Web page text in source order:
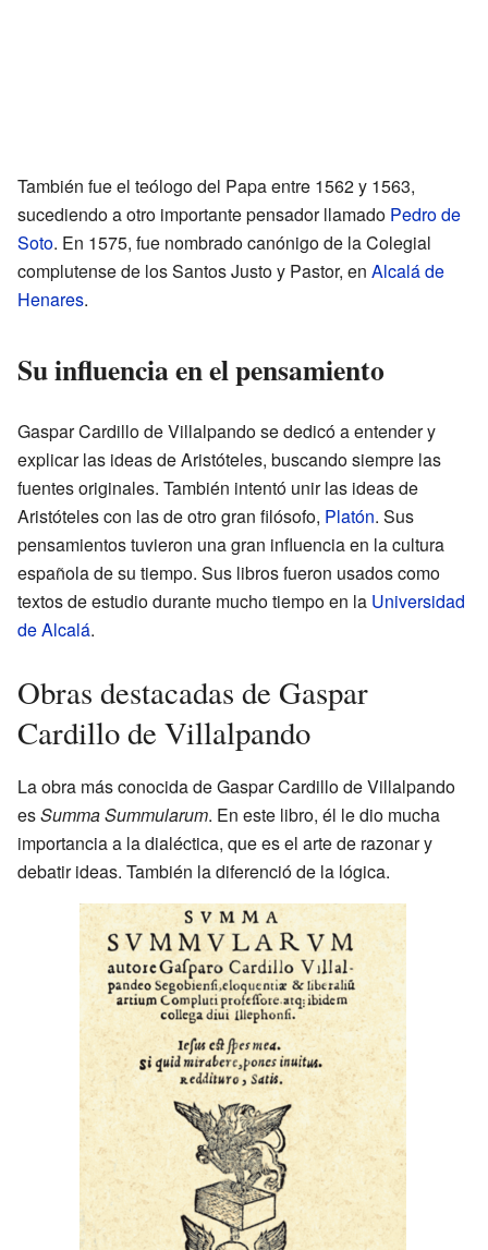
También fue el teólogo del Papa entre 1562 y 1563,
sucediendo a otro importante pensador llamado Pedro de
Soto. En 1575, fue nombrado canónigo de la Colegial
complutense de los Santos Justo y Pastor, en Alcalá de
Henares.
Su influencia en el pensamiento
Gaspar Cardillo de Villalpando se dedicó a entender y
explicar las ideas de Aristóteles, buscando siempre las
fuentes originales. También intentó unir las ideas de
Aristóteles con las de otro gran filósofo, Platón. Sus
pensamientos tuvieron una gran influencia en la cultura
española de su tiempo. Sus libros fueron usados como
textos de estudio durante mucho tiempo en la Universidad
de Alcalá.
Obras destacadas de Gaspar
Cardillo de Villalpando
La obra más conocida de Gaspar Cardillo de Villalpando
esSumma Summularum. En este libro, él le dio mucha
importancia a la dialéctica, que es el arte de razonar y
debatir ideas. También la diferenció de la lógica.